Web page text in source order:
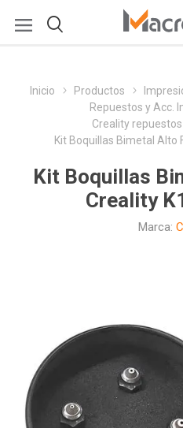
Inicio Productos
Repuestos y Acc.
Creality
Kit Boquillas Bimetal Alto
Kit Boquillas
Creality
Marca: